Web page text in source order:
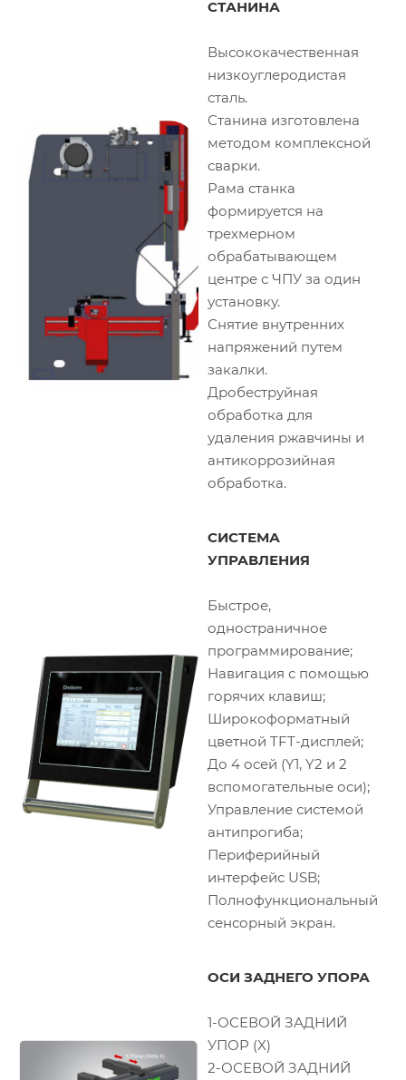
СТАНИНА
Высококачественная
низкоуглеродистая
сталь.
Станина изготовлена
методом комплексной
сварки.
Рама станка
формируется на
трехмерном
обрабатывающем
центре с ЧПУ за один
установку.
Снятие внутренних
напряжений путем
закалки.
Дробеструйная
обработка для
удаления ржавчины и
антикоррозийная
обработка.
СИСТЕМА
УПРАВЛЕНИЯ
Быстрое,
одностраничное
программирование;
Навигация с помощью
горячих клавиш;
Широкоформатный
цветной TFT-дисплей;
До 4 осей (Y1, Y2 и 2
вспомогательные оси);
Управление системой
антипрогиба;
Периферийный
интерфейс USB;
Полнофункциональный
сенсорный экран.
ОСИ ЗАДНЕГО УПОРА
1-ОСЕВОЙ ЗАДНИЙ
УПОР (X)
2-ОСЕВОЙ ЗАДНИЙ